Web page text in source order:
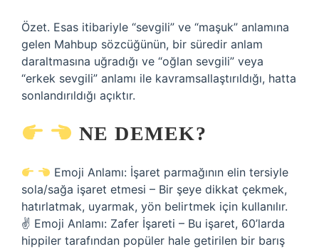
Özet. Esas itibariyle “sevgili” ve “maşuk” anlamına
gelen Mahbup sözcüğünün, bir süredir anlam
daraltmasına uğradığı ve “oğlan sevgili” veya
“erkek sevgili” anlamı ile kavramsallaştırıldığı, hatta
sonlandırıldığı açıktır.
NE DEMEK?
Emoji Anlamı: İşaret parmağının elin tersiyle
sola/sağa işaret etmesi – Bir şeye dikkat çekmek,
hatırlatmak, uyarmak, yön belirtmek için kullanılır.
✌ Emoji Anlamı: Zafer İşareti – Bu işaret, 60’larda
hippiler tarafından popüler hale getirilen bir barış